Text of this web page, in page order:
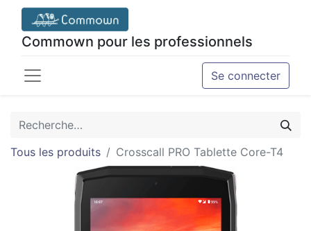
Commown pour les professionnels
Se connecter
Tous les produits Crosscall PRO Tablette Core-T4